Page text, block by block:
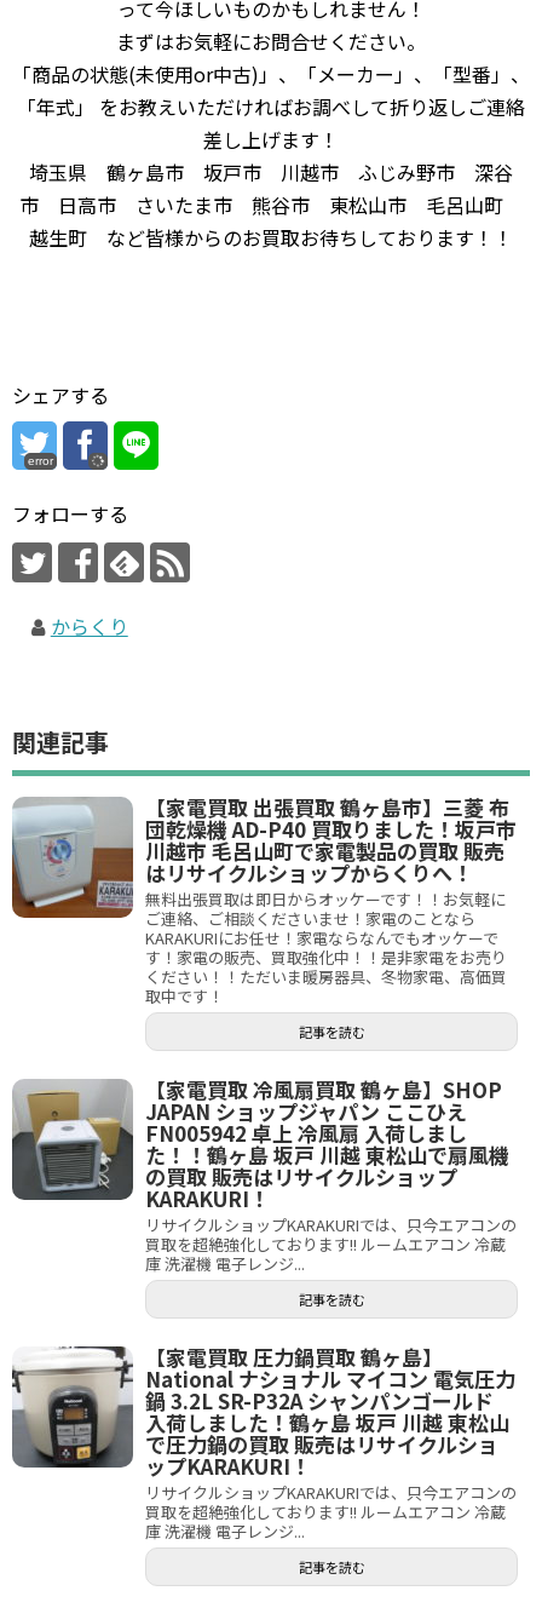
って今ほしいものかもしれません！
まずはお気軽にお問合せください。
「商品の状態(未使用or中古)」、「メーカー」、「型番」、
「年式」 をお教えいただければお調べして折り返しご連絡
差し上げます！
埼玉県 鶴ヶ島市 坂戸市 川越市 ふじみ野市 深谷
市 日高市 さいたま市 熊谷市 東松山市 毛呂山町
越生町 など皆様からのお買取お待ちしております！！
シェアする
error
フォローする
からくり
関連記事
【家電買取 出張買取 鶴ヶ島市】三菱 布
団乾燥機 AD-P40 買取りました！坂戸市
川越市 毛呂山町で家電製品の買取 販売
はリサイクルショップからくりへ！
無料出張買取は即日からオッケーです！！お気軽に
ご連絡、ご相談くださいませ！家電のことなら
KARAKURIにお任せ！家電ならなんでもオッケーで
す！家電の販売、買取強化中！！是非家電をお売り
ください！！ただいま暖房器具、冬物家電、高価買
取中です！
記事を読む
【家電買取 冷風扇買取 鶴ヶ島】SHOP
JAPAN ショップジャパン ここひえ
FN005942 卓上 冷風扇 入荷しまし
た！！鶴ヶ島 坂戸 川越 東松山で扇風機
の買取 販売はリサイクルショップ
KARAKURI！
リサイクルショップKARAKURIでは、只今エアコンの
買取を超絶強化しております!! ルームエアコン 冷蔵
庫 洗濯機 電子レンジ...
記事を読む
【家電買取 圧力鍋買取 鶴ヶ島】
National ナショナル マイコン 電気圧力
鍋 3.2L SR-P32A シャンパンゴールド
入荷しました！鶴ヶ島 坂戸 川越 東松山
で圧力鍋の買取 販売はリサイクルショ
ップKARAKURI！
リサイクルショップKARAKURIでは、只今エアコンの
買取を超絶強化しております!! ルームエアコン 冷蔵
庫 洗濯機 電子レンジ...
記事を読む